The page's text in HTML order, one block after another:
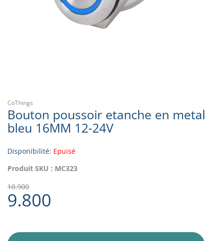
CoThings
Bouton poussoir etanche en metal
bleu 16MM 12-24V
Disponibilité: Epuisé
Produit SKU : MC323
9.800
10.900